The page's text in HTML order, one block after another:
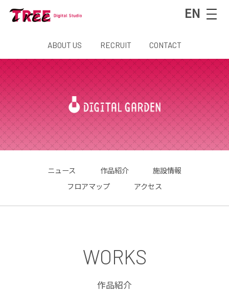
EN
ABOUT US RECRUIT CONTACT
ニュース 作品紹介
施設情報
フロアマップ
アクセス
WORKS
作品紹介